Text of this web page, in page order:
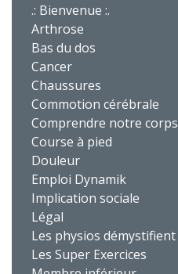
.: Bienvenue :.
Arthrose
Bas du dos
Cancer
Chaussures
Commotion cérébrale
Comprendre notre corps
Course à pied
Douleur
Emploi Dynamik
Implication sociale
Légal
Les physios démystifient
Les Super Exercices